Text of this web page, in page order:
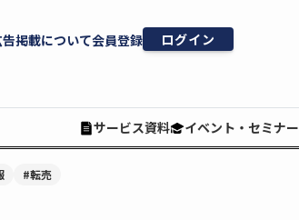
掲載について会員登録 ログイン
サービス資料 イベント・セミナー
#転売